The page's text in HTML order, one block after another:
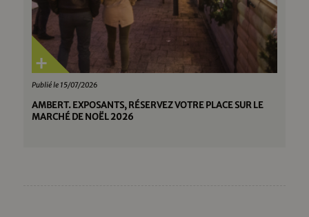
Publié le 15/07/2026
AMBERT. EXPOSANTS, RÉSERVEZ VOTRE PLACE SUR LE
MARCHÉ DE NOËL 2026